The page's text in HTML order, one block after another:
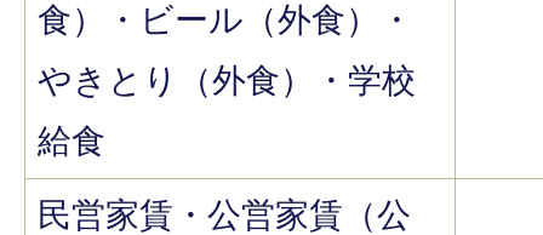
食）・ビール（外食）・
やきとり（外食）・学校
給食
民営家賃・公営家賃（公